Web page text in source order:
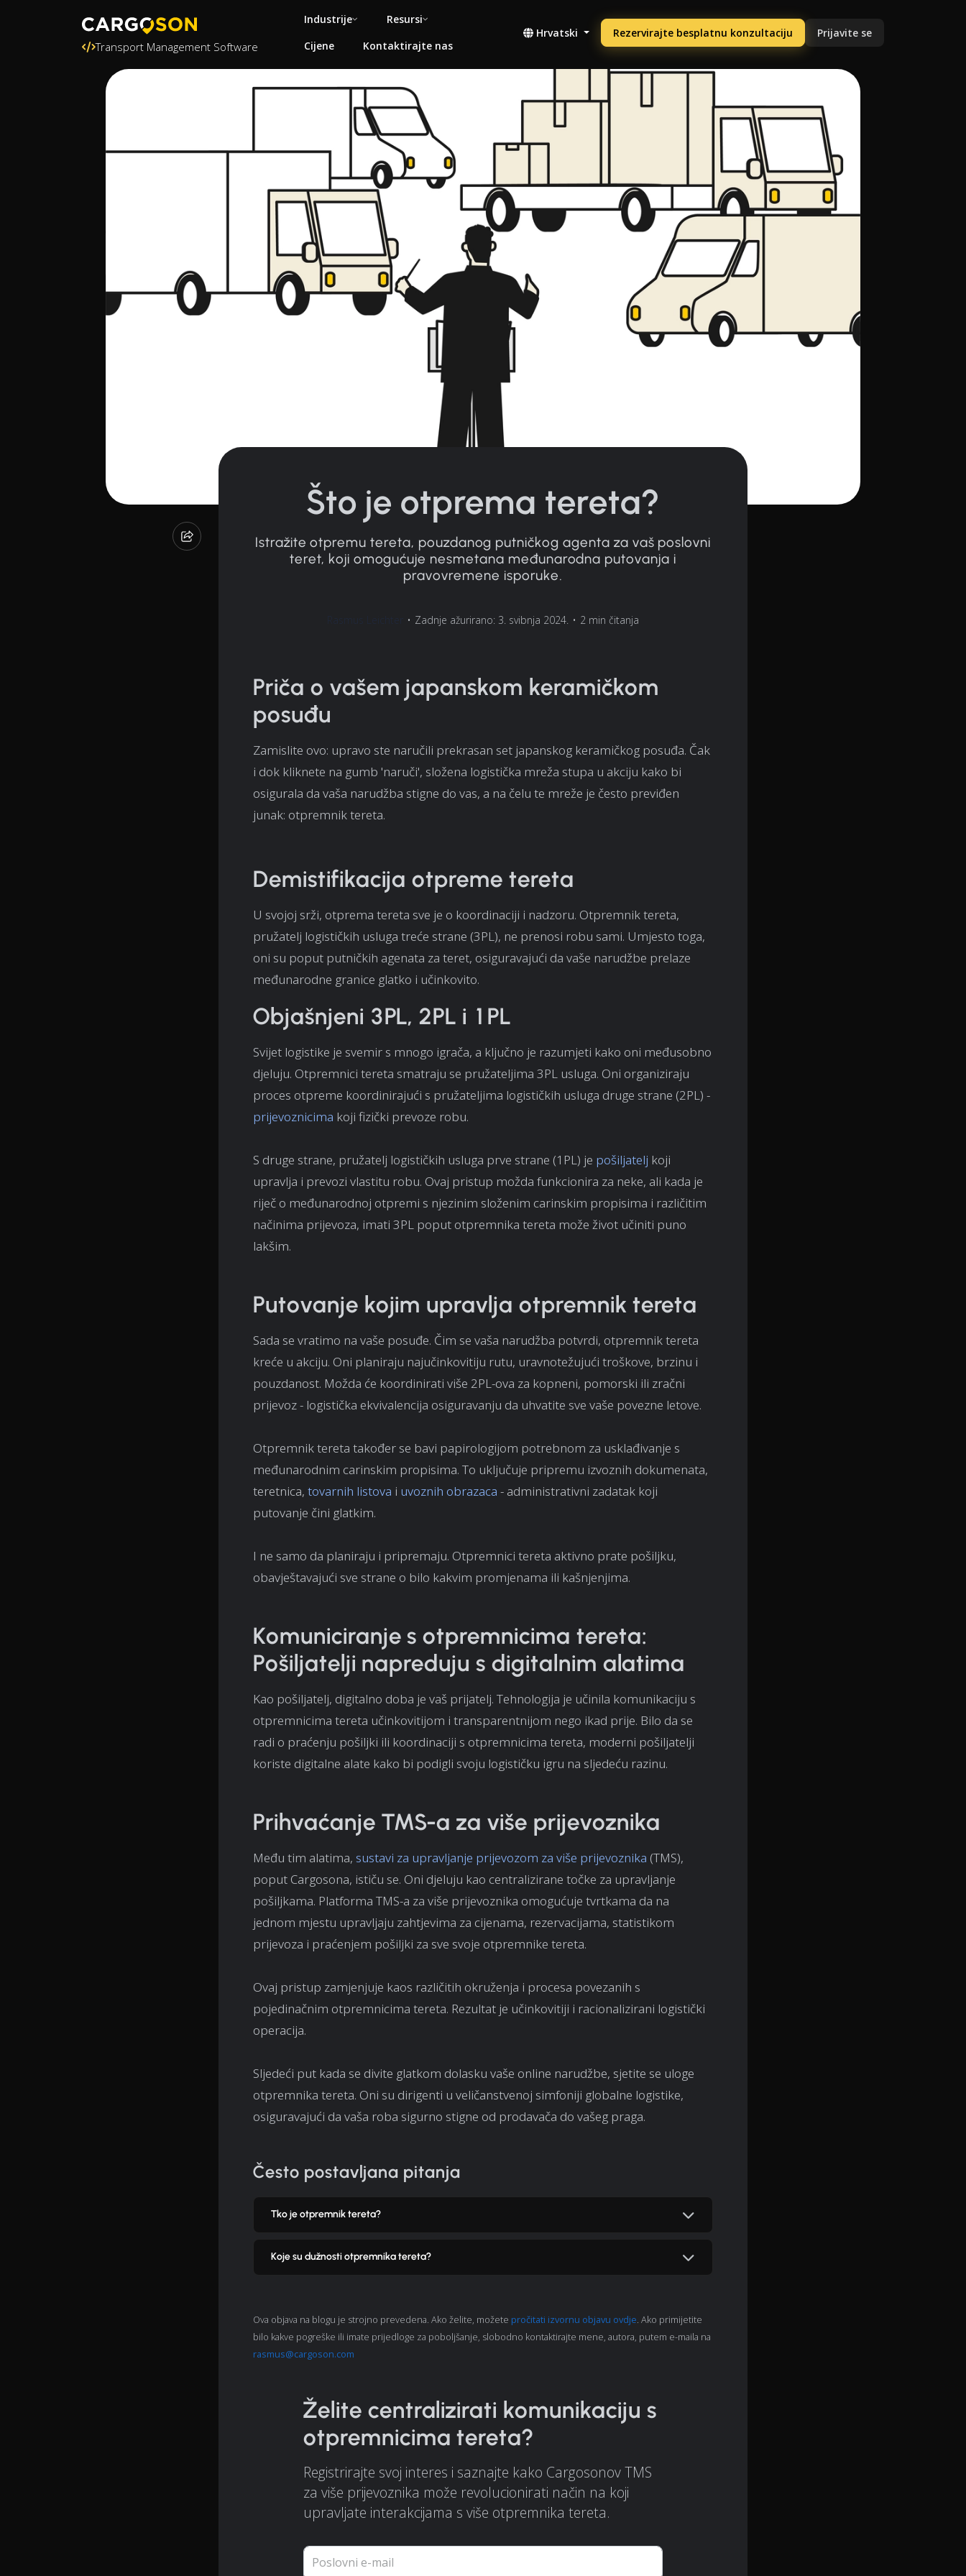
Transport Management Software
Industrije
Resursi
Cijene
Kontaktirajte nas
Hrvatski Rezervirajte besplatnu konzultaciju Prijavite se
Što je otprema tereta?
Istražite otpremu tereta, pouzdanog putničkog agenta za vaš poslovni
teret, koji omogućuje nesmetana međunarodna putovanja i
pravovremene isporuke.
• Zadnje ažurirano: 3. svibnja 2024. • 2 min čitanja
Priča o vašem japanskom keramičkom
posuđu
Zamislite ovo: upravo ste naručili prekrasan set japanskog keramičkog posuđa. Čak
i dok kliknete na gumb 'naruči', složena logistička mreža stupa u akciju kako bi
osigurala da vaša narudžba stigne do vas, a na čelu te mreže je često previđen
junak: otpremnik tereta.
Demistifikacija otpreme tereta
U svojoj srži, otprema tereta sve je o koordinaciji i nadzoru. Otpremnik tereta,
pružatelj logističkih usluga treće strane (3PL), ne prenosi robu sami. Umjesto toga,
oni su poput putničkih agenata za teret, osiguravajući da vaše narudžbe prelaze
međunarodne granice glatko i učinkovito.
Objašnjeni 3PL, 2PL i 1PL
Svijet logistike je svemir s mnogo igrača, a ključno je razumjeti kako oni međusobno
djeluju. Otpremnici tereta smatraju se pružateljima 3PL usluga. Oni organiziraju
proces otpreme koordinirajući s pružateljima logističkih usluga druge strane (2PL) -
prijevoznicima koji fizički prevoze robu.
S druge strane, pružatelj logističkih usluga prve strane (1PL) je pošiljatelj koji
upravlja i prevozi vlastitu robu. Ovaj pristup možda funkcionira za neke, ali kada je
riječ o međunarodnoj otpremi s njezinim složenim carinskim propisima i različitim
načinima prijevoza, imati 3PL poput otpremnika tereta može život učiniti puno
lakšim.
Putovanje kojim upravlja otpremnik tereta
Sada se vratimo na vaše posuđe. Čim se vaša narudžba potvrdi, otpremnik tereta
kreće u akciju. Oni planiraju najučinkovitiju rutu, uravnotežujući troškove, brzinu i
pouzdanost. Možda će koordinirati više 2PL-ova za kopneni, pomorski ili zračni
prijevoz - logistička ekvivalencija osiguravanju da uhvatite sve vaše povezne letove.
Otpremnik tereta također se bavi papirologijom potrebnom za usklađivanje s
međunarodnim carinskim propisima. To uključuje pripremu izvoznih dokumenata,
teretnica, tovarnih listova i uvoznih obrazaca - administrativni zadatak koji
putovanje čini glatkim.
I ne samo da planiraju i pripremaju. Otpremnici tereta aktivno prate pošiljku,
obavještavajući sve strane o bilo kakvim promjenama ili kašnjenjima.
Komuniciranje s otpremnicima tereta:
Pošiljatelji napreduju s digitalnim alatima
Kao pošiljatelj, digitalno doba je vaš prijatelj. Tehnologija je učinila komunikaciju s
otpremnicima tereta učinkovitijom i transparentnijom nego ikad prije. Bilo da se
radi o praćenju pošiljki ili koordinaciji s otpremnicima tereta, moderni pošiljatelji
koriste digitalne alate kako bi podigli svoju logističku igru na sljedeću razinu.
Prihvaćanje TMS-a za više prijevoznika
Među tim alatima, sustavi za upravljanje prijevozom za više prijevoznika (TMS),
poput Cargosona, ističu se. Oni djeluju kao centralizirane točke za upravljanje
pošiljkama. Platforma TMS-a za više prijevoznika omogućuje tvrtkama da na
jednom mjestu upravljaju zahtjevima za cijenama, rezervacijama, statistikom
prijevoza i praćenjem pošiljki za sve svoje otpremnike tereta.
Ovaj pristup zamjenjuje kaos različitih okruženja i procesa povezanih s
pojedinačnim otpremnicima tereta. Rezultat je učinkovitiji i racionalizirani logistički
operacija.
Sljedeći put kada se divite glatkom dolasku vaše online narudžbe, sjetite se uloge
otpremnika tereta. Oni su dirigenti u veličanstvenoj simfoniji globalne logistike,
osiguravajući da vaša roba sigurno stigne od prodavača do vašeg praga.
Često postavljana pitanja
Tko je otpremnik tereta?
Koje su dužnosti otpremnika tereta?
Ova objava na blogu je strojno prevedena. Ako želite, možete pročitati izvornu objavu ovdje . Ako primijetite
bilo kakve pogreške ili imate prijedloge za poboljšanje, slobodno kontaktirajte mene, autora, putem e-maila na
rasmus@cargoson.com
Želite centralizirati komunikaciju s
otpremnicima tereta?
Registrirajte svoj interes i saznajte kako Cargosonov TMS
za više prijevoznika može revolucionirati način na koji
upravljate interakcijama s više otpremnika tereta.
Poslovni e-mail